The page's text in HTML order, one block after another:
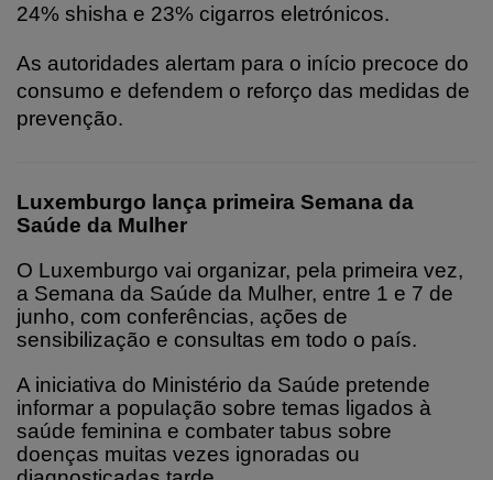
24% shisha e 23% cigarros eletrónicos.
As autoridades alertam para o início precoce do
consumo e defendem o reforço das medidas de
prevenção.
Luxemburgo lança primeira Semana da
Saúde da Mulher
O Luxemburgo vai organizar, pela primeira vez,
a Semana da Saúde da Mulher, entre 1 e 7 de
junho, com conferências, ações de
sensibilização e consultas em todo o país.
A iniciativa do Ministério da Saúde pretende
informar a população sobre temas ligados à
saúde feminina e combater tabus sobre
doenças muitas vezes ignoradas ou